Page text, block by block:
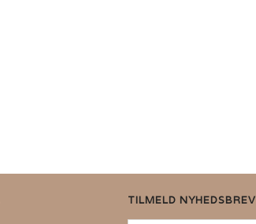
TILMELD NYHEDSBREV